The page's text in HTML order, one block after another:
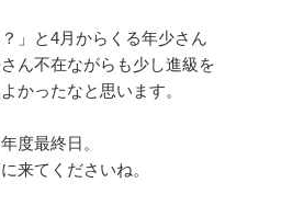
」と4月からくる年少さん
ん不在ながらも少し進級を
かったなと思います。
度最終日。
来てくださいね。